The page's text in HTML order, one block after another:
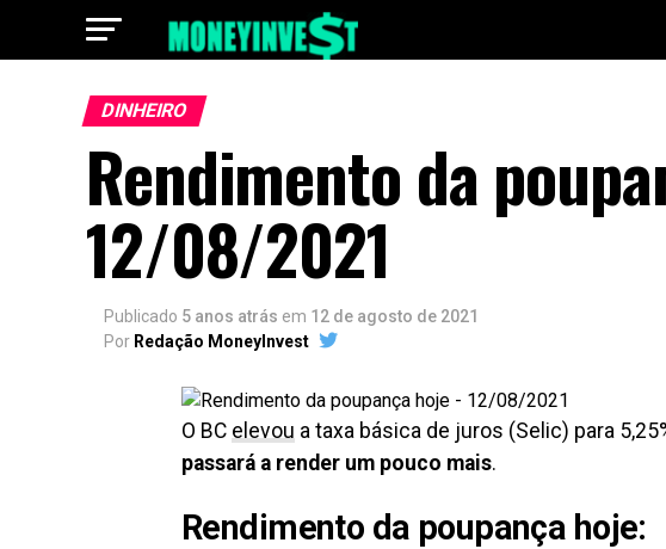
DINHEIRO
Rendimento da
12/08/2021
Publicado 5 anos atrás em 12 de agosto de 2021
Por Redação MoneyInvest
O BC elevou a taxa básica de juros (Selic) para
passará a render um pouco mais.
Rendimento da poupança hoje: